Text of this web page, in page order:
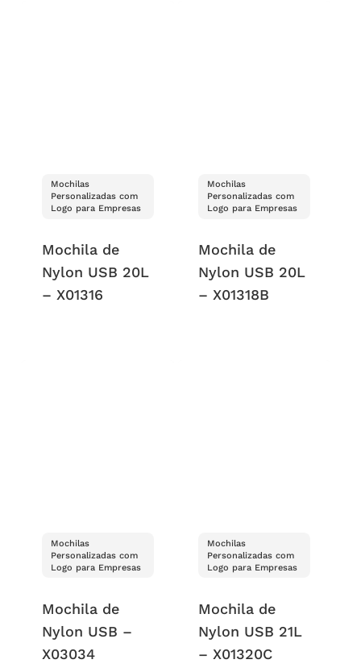
Mochilas
Personalizadas com
Logo para Empresas
Mochila de
Nylon USB 20L
– X01316
Mochilas
Personalizadas com
Logo para Empresas
Mochila de
Nylon USB 20L
– X01318B
Mochilas
Personalizadas com
Logo para Empresas
Mochila de
Nylon USB –
X03034
Mochilas
Personalizadas com
Logo para Empresas
Mochila de
Nylon USB 21L
– X01320C